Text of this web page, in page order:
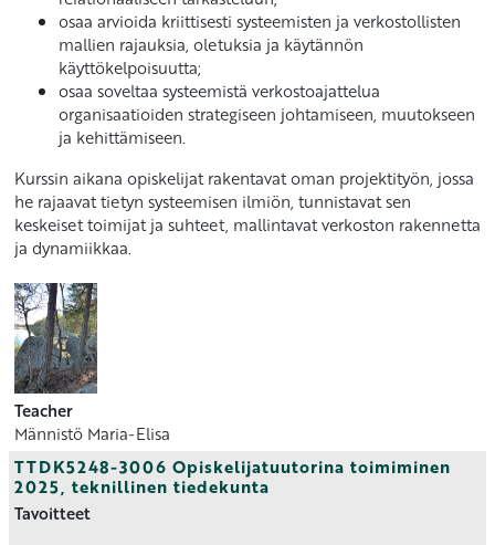
osaa arvioida kriittisesti systeemisten ja verkostollisten
mallien rajauksia, oletuksia ja käytännön
käyttökelpoisuutta;
osaa soveltaa systeemistä verkostoajattelua
organisaatioiden strategiseen johtamiseen, muutokseen
ja kehittämiseen.
Kurssin aikana opiskelijat rakentavat oman projektityön, jossa
he rajaavat tietyn systeemisen ilmiön, tunnistavat sen
keskeiset toimijat ja suhteet, mallintavat verkoston rakennetta
ja dynamiikkaa.
Teacher
Männistö Maria-Elisa
TTDK5248-3006 Opiskelijatuutorina toimiminen
2025, teknillinen tiedekunta
Tavoitteet